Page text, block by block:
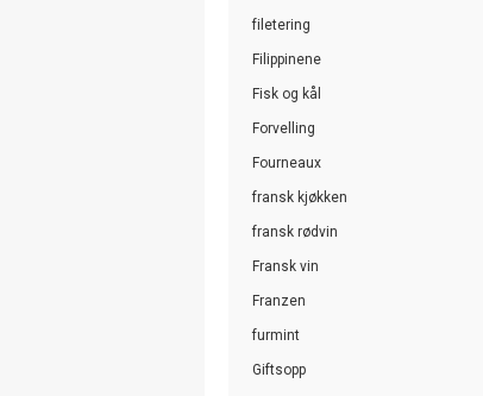
filetering
Filippinene
Fisk og kål
Forvelling
Fourneaux
fransk kjøkken
fransk rødvin
Fransk vin
Franzen
furmint
Giftsopp